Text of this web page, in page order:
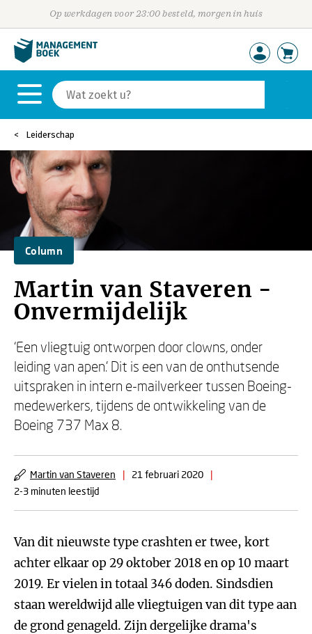
Op werkdagen voor 23:00 besteld, morgen in huis
Leiderschap
Column
Martin van Staveren -
Onvermijdelijk
‘Een vliegtuig ontworpen door clowns, onder
leiding van apen.' Dit is een van de onthutsende
uitspraken in intern e-mailverkeer tussen Boeing-
medewerkers, tijdens de ontwikkeling van de
Boeing 737 Max 8.
Martin van Staveren | 21 februari 2020
|
2-3 minuten leestijd
Van dit nieuwste type crashten er twee, kort
achter elkaar op 29 oktober 2018 en op 10 maart
2019. Er vielen in totaal 346 doden. Sindsdien
staan wereldwijd alle vliegtuigen van dit type aan
de grond genageld. Zijn dergelijke drama's